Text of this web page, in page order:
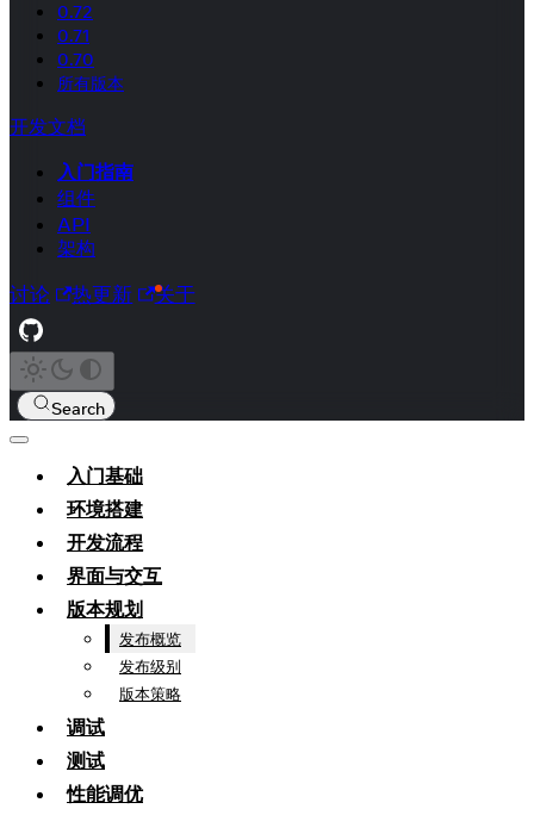
0.72
0.71
0.70
所有版本
开发文档
入门指南
组件
API
架构
讨论 热更新 关于
Search
入门基础
环境搭建
开发流程
界面与交互
版本规划
发布概览
发布级别
版本策略
调试
测试
性能调优